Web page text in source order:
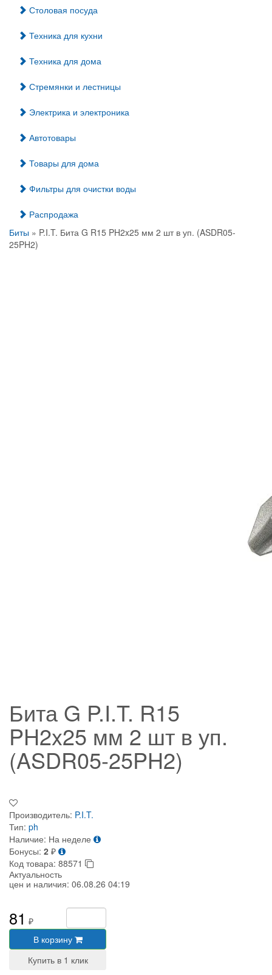
Столовая посуда
Техника для кухни
Техника для дома
Стремянки и лестницы
Электрика и электроника
Автотовары
Товары для дома
Фильтры для очистки воды
Распродажа
Биты » P.I.T. Бита G R15 PH2x25 мм 2 шт в уп. (ASDR05-
25PH2)
Бита G P.I.T. R15
PH2x25 мм 2 шт в уп.
(ASDR05-25PH2)
Производитель: P.I.T.
Тип: ph
Наличие: На неделе
Бонусы: 2 ₽
Код товара: 88571
Актуальность
цен и наличия: 06.08.26 04:19
81 ₽
В корзину